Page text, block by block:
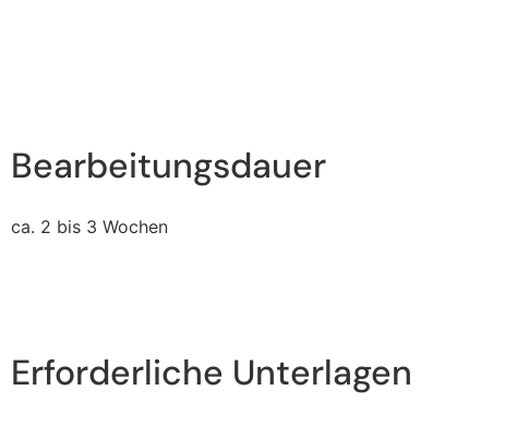
Bearbeitungsdauer
ca. 2 bis 3 Wochen
Erforderliche Unterlagen